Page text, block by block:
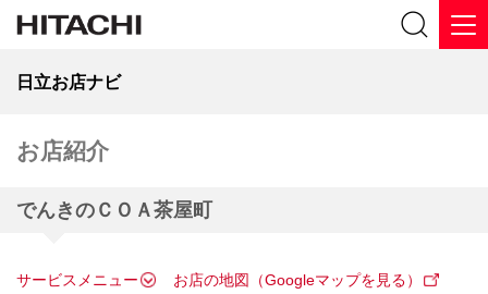
日立お店ナビ
お店紹介
でんきのＣＯＡ茶屋町
サービスメニュー お店の地図（Googleマップを見る）